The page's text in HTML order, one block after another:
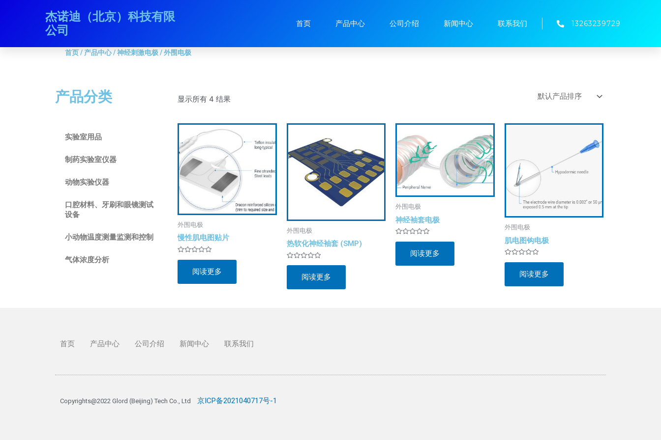
杰诺迪（北京）科技有限
公司
首页 产品中心 公司介绍 新闻中心 联系我们 13263239729
首页/产品中心/神经刺激电极/ 外围电极
首页/ 产品中心/神经刺激电极/ 外围电极
产品分类
实验室用品
制药实验室仪器
动物实验仪器
口腔材料、牙刷和眼镜测试
设备
小动物温度测量监测和控制
气体浓度分析
显示所有 4 结果
外围电极
慢性肌电图贴片
评
&sol;
5
阅读更多
外围电极
热软化神经袖套 (SMP)
评
&sol;
5
阅读更多
外围电极
神经袖套电极
评
&sol;
5
阅读更多
外围电极
肌电图钩电极
评
&sol;
5
阅读更多
首页 产品中心 公司介绍 新闻中心 联系我们
Copyrights@2022 Glord (Beijing) Tech Co., Ltd 京ICP备2021040717号-1